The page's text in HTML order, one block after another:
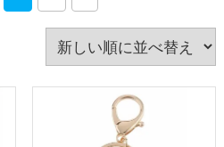
金色 銀色
青色
まどし） 黄色
黒色
順